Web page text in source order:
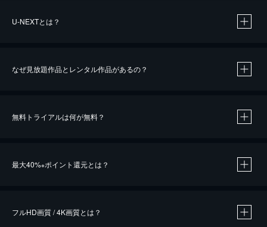
U-NEXTとは？
なぜ見放題作品とレンタル作品があるの？
無料トライアルは何が無料？
最大40%※ポイント還元とは？
フルHD画質 / 4K画質とは？